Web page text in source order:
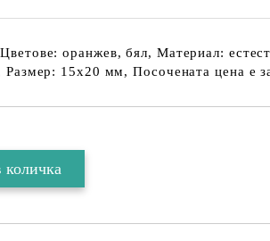
оранжев, бял, Материал:
Размер: 15х20 мм, Посочената цена е